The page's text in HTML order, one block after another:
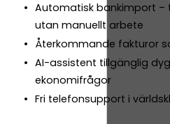
Automatisk bankimport –
utan manuellt arbete
Återkommande fakturor
AI-assistent tillgänglig
ekonomifrågor
Fri telefonsupport i